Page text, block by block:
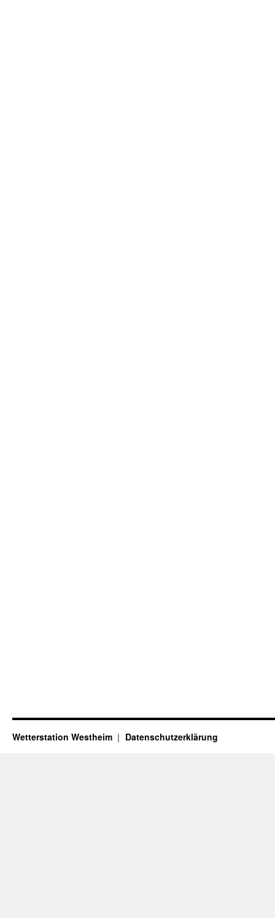
Wetterstation Westheim Datenschutzerklärung